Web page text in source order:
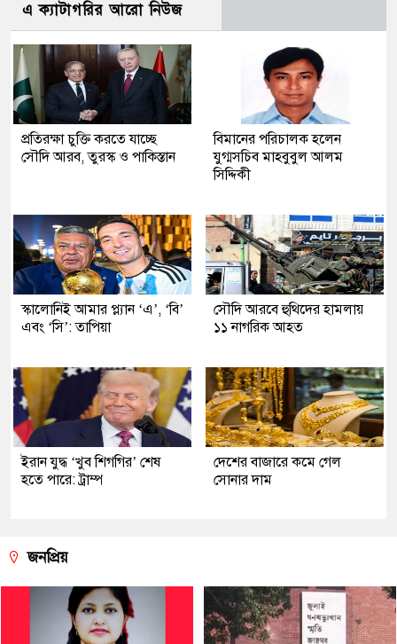
এ ক্যাটাগরির আরো নিউজ
প্রতিরক্ষা চুক্তি করতে যাচ্ছে
সৌদি আরব, তুরস্ক ও পাকিস্তান
বিমানের পরিচালক হলেন
যুগ্মসচিব মাহবুবুল আলম
সিদ্দিকী
স্কালোনিই আমার প্ল্যান ‘এ’, ‘বি’
এবং ‘সি’: তাপিয়া
সৌদি আরবে হুথিদের হামলায়
১১ নাগরিক আহত
ইরান যুদ্ধ ‘খুব শিগগির’ শেষ
হতে পারে: ট্রাম্প
দেশের বাজারে কমে গেল
সোনার দাম
জনপ্রিয়